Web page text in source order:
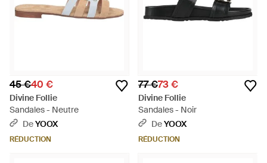
45 €40 €
Divine Follie
Sandales - Neutre
DeYOOX
RÉDUCTION
77 €73 €
Divine Follie
Sandales - Noir
DeYOOX
RÉDUCTION